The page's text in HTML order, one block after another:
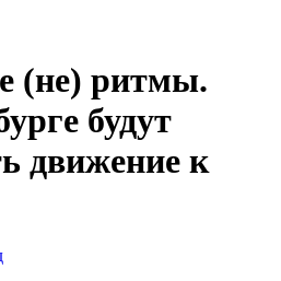
(не) ритмы.
будут
движение к